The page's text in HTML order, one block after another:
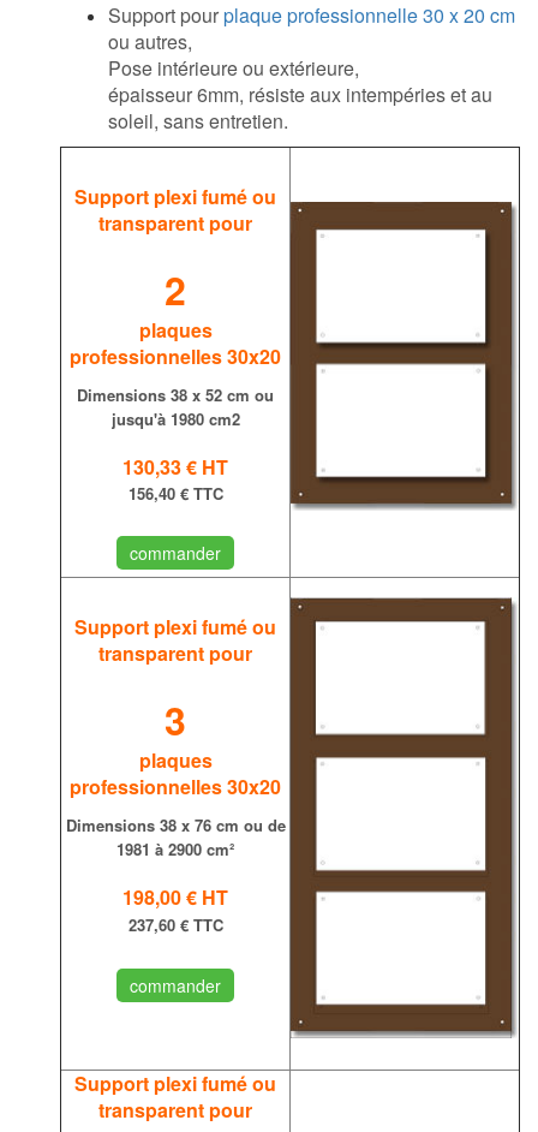
Support pourplaque professionnelle 30 x 20 cm
ou autres,
Pose intérieure ou extérieure,
épaisseur 6mm, résiste aux intempéries et au
soleil, sans entretien.
Support plexi fumé ou
transparent pour
2
plaques
professionnelles 30x20
Dimensions 38 x 52 cm ou
jusqu'à 1980 cm2
130,33 € HT
156,40 € TTC
commander
Support plexi fumé ou
transparent pour
3
plaques
professionnelles 30x20
Dimensions 38 x 76 cm ou de
1981 à 2900 cm²
198,00 € HT
237,60 € TTC
commander
Support plexi fumé ou
transparent pour